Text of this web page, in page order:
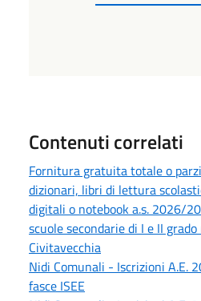
Contenuti correlati
Fornitura gratuita totale o
dizionari, libri di lettura
digitali o notebook a.s. 2026/
scuole secondarie di I e II
Civitavecchia
Nidi Comunali - Iscrizioni A.E.
fasce ISEE